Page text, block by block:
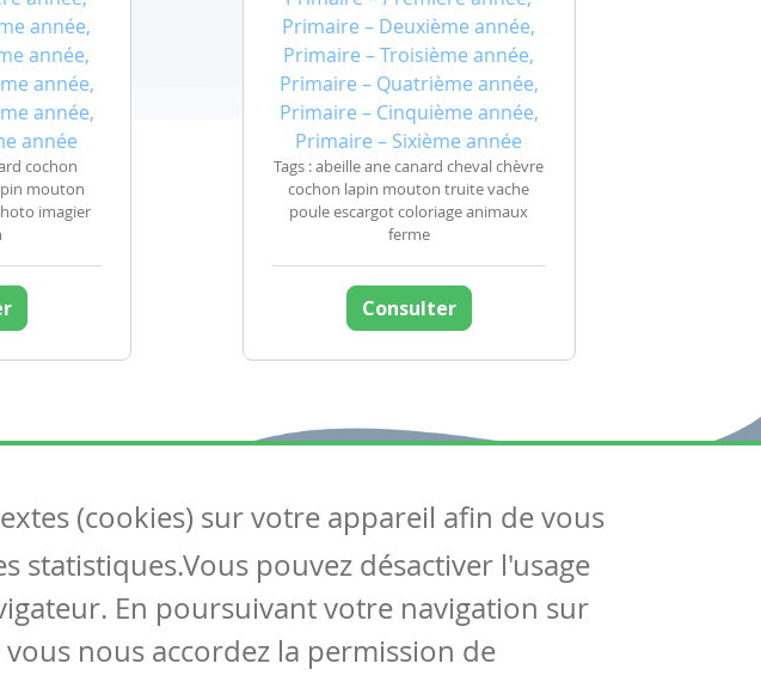
année,
année,
année,
année,
année
cochon
mouton
imagier
Primaire – Deuxième année,
Primaire – Troisième année,
Primaire – Quatrième année,
Primaire – Cinquième année,
Primaire – Sixième année
Tags : abeille ane canard cheval chèvre
cochon lapin mouton truite vache
poule escargot coloriage animaux
ferme
Consulter
Suivez-nous
Contactez-nous
Soutien scolaire
(cookies) sur votre appareil afin de vous
statistiques.Vous pouvez désactiver l'usage
En poursuivant votre navigation sur
nous accordez la permission de